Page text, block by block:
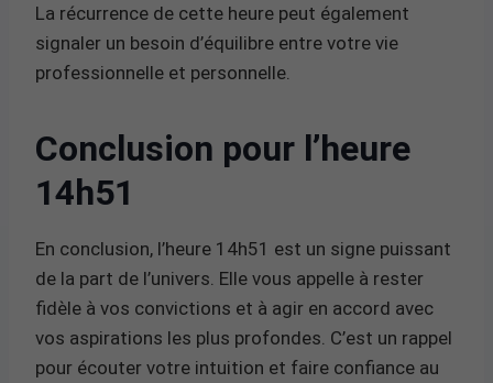
La récurrence de cette heure peut également
signaler un besoin d’équilibre entre votre vie
professionnelle et personnelle.
Conclusion pour l’heure
14h51
En conclusion, l’heure 14h51 est un signe puissant
de la part de l’univers. Elle vous appelle à rester
fidèle à vos convictions et à agir en accord avec
vos aspirations les plus profondes. C’est un rappel
pour écouter votre intuition et faire confiance au